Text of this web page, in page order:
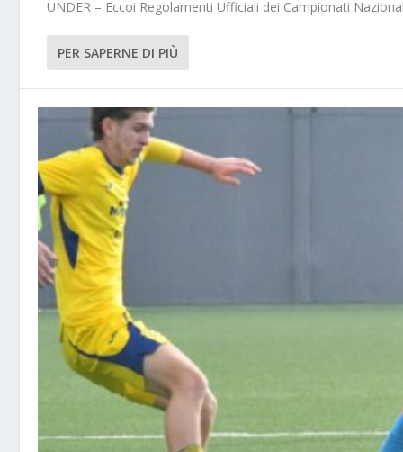
UNDER – Eccoi Regolamenti Ufficiali dei Campionati
PER SAPERNE DI PIÙ